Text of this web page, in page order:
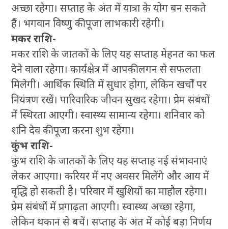
अच्छा रहेगा। सप्ताह के अंत में यात्रा के योग बन सकते
हैं। भगवान विष्णु की पूजा लाभकारी रहेगी।
मकर राशि-
मकर राशि के जातकों के लिए यह सप्ताह मेहनत का फल
देने वाला रहेगा। कार्यक्षेत्र में आपकी लगन से सफलता
मिलेगी। आर्थिक स्थिति में सुधार होगा, लेकिन खर्चों पर
नियंत्रण रखें। पारिवारिक जीवन सुखद रहेगा। प्रेम संबंधों
में स्थिरता आएगी। स्वास्थ्य सामान्य रहेगा। शनिवार को
शनि देव की पूजा करना शुभ रहेगा।
कुंभ राशि-
कुंभ राशि के जातकों के लिए यह सप्ताह नई संभावनाएं
लेकर आएगा। करियर में नए अवसर मिलेंगे और आय में
वृद्धि हो सकती है। परिवार में खुशियों का माहौल रहेगा।
प्रेम संबंधों में प्रगाढ़ता आएगी। स्वास्थ्य अच्छा रहेगा,
लेकिन थकान से बचें। सप्ताह के अंत में कोई बड़ा निर्णय